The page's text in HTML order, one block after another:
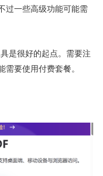
过一些高级功能可能需
是很好的起点。需要注
要使用付费套餐。